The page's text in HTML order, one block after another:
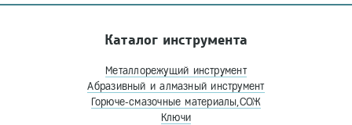
Каталог инструмента
Металлорежущий инструмент
Абразивный и алмазный инструмент
Горюче-смазочные материалы,СОЖ
Ключи